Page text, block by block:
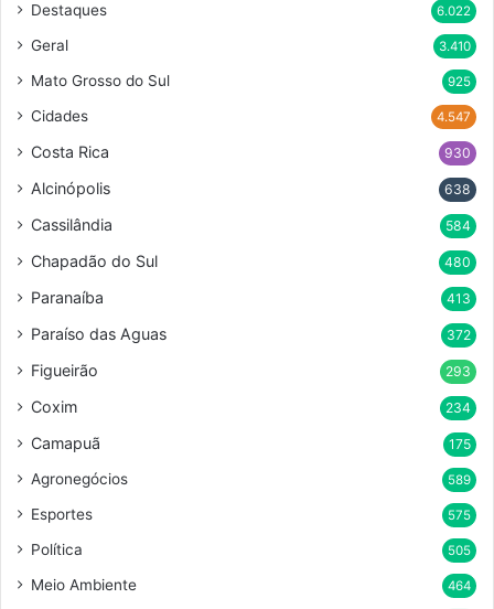
Destaques 6.022
Geral 3.410
Mato Grosso do Sul 925
Cidades 4.547
Costa Rica 930
Alcinópolis 638
Cassilândia 584
Chapadão do Sul 480
Paranaíba 413
Paraíso das Aguas 372
Figueirão 293
Coxim 234
Camapuã 175
Agronegócios 589
Esportes 575
Política 505
Meio Ambiente 464